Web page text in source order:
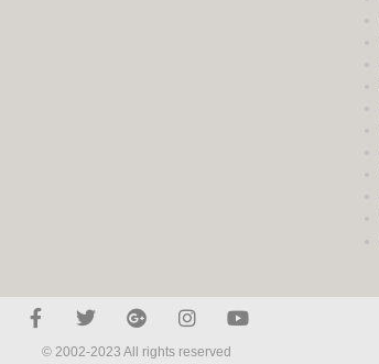
© 2002-2023 All rights reserved